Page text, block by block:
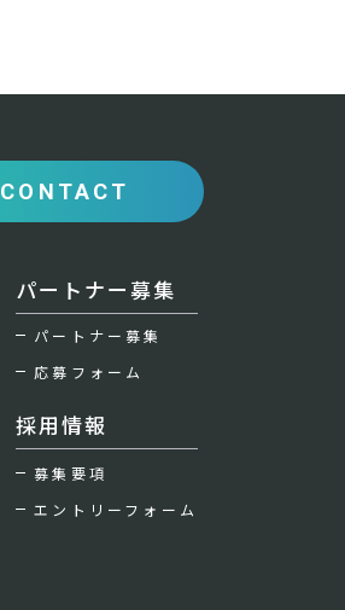
CONTACT
パートナー募集
パートナー募集
応募フォーム
採用情報
募集要項
エントリーフォーム